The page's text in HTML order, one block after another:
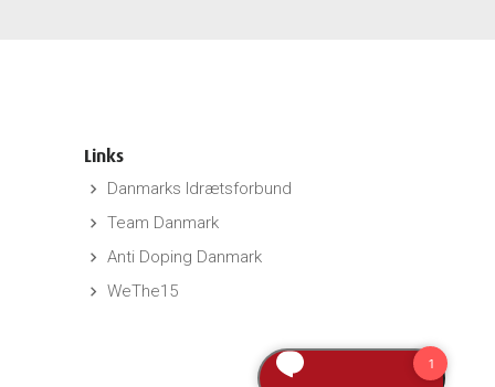
Links
keyboard_arrow_right Danmarks Idrætsforbund
keyboard_arrow_right Team Danmark
keyboard_arrow_right Anti Doping Danmark
keyboard_arrow_right WeThe15